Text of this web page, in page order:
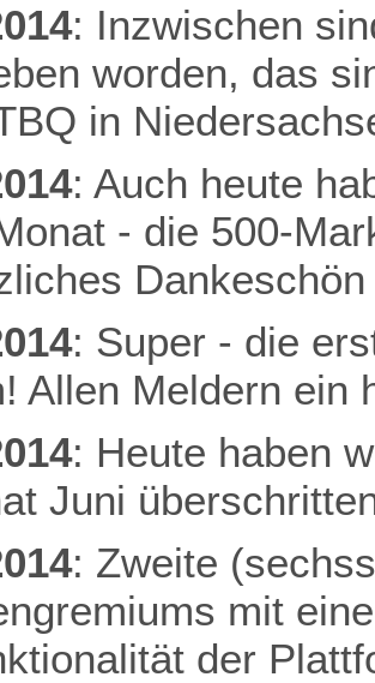
: Inzwischen
worden, das
in
: Auch heute
- die 500-
: Super - die
Allen Meldern ein
: Heute haben
Juni
: Zweite
mit
der